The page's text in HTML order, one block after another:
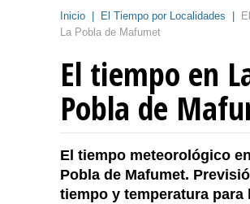
Inicio El Tiempo por Localidades
La Pobla de Mafumet
El tiempo en
Pobla de
El tiempo meteorológico
Pobla de Mafumet.
tiempo y temperatura para